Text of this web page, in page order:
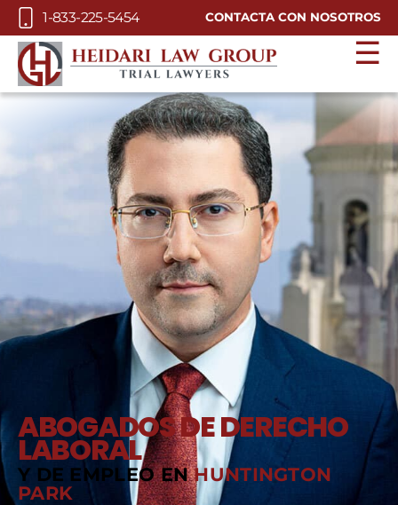
Skip to Main Content
1-833-225-5454 CONTACTA CON NOSOTROS
☰
ABOGADOS DE DERECHO
LABORAL
Y DE EMPLEO ENHUNTINGTON
PARK